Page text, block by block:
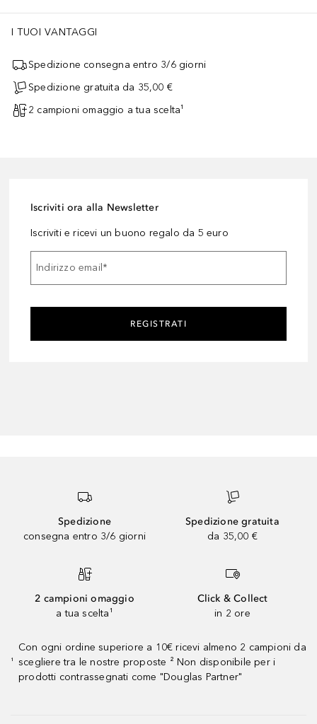
I TUOI VANTAGGI
Spedizione consegna entro 3/6 giorni
Spedizione gratuita da 35,00 €
2 campioni omaggio a tua scelta¹
Iscriviti ora alla Newsletter
Iscriviti e ricevi un buono regalo da 5 euro
Indirizzo email*
REGISTRATI
Spedizione
consegna entro 3/6 giorni
Spedizione gratuita
da 35,00 €
2 campioni omaggio
a tua scelta¹
Click & Collect
in 2 ore
¹
Con ogni ordine superiore a 10€ ricevi almeno 2 campioni da
scegliere tra le nostre proposte ² Non disponibile per i
prodotti contrassegnati come "Douglas Partner"